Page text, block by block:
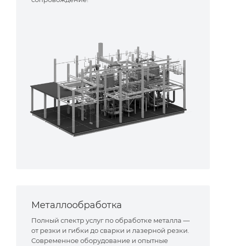
Металлообработка
Полный спектр услуг по обработке металла —
от резки и гибки до сварки и лазерной резки.
Современное оборудование и опытные